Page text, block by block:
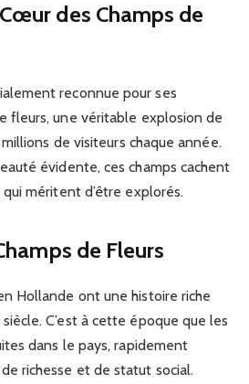
des Champs de
reconnue pour ses
fleurs, une véritable explosion de
de visiteurs chaque année.
évidente, ces champs cachent
méritent d’être explorés.
de Fleurs
Hollande ont une histoire riche
C’est à cette époque que les
dans le pays, rapidement
richesse et de statut social.